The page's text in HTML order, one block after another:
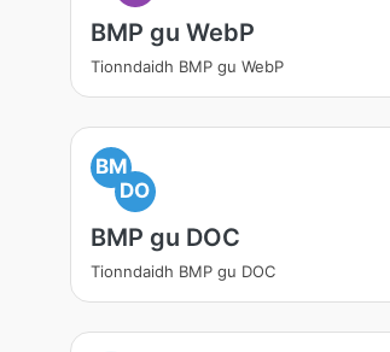
BMP gu WebP
Tionndaidh BMP gu WebP
BM
DO
BMP gu DOC
Tionndaidh BMP gu DOC